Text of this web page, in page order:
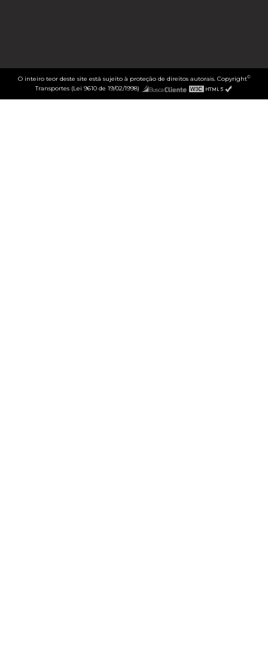
O inteiro teor deste site está sujeito à proteção de direitos autorais. Copyright©
Transportes (Lei 9610 de 19/02/1998)